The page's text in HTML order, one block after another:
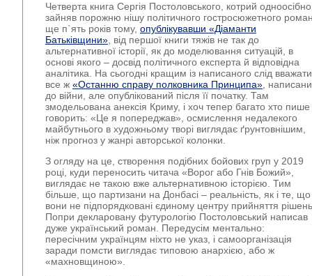
Четверта книга Сергія Постоловського, котрий одноосібно
зайняв порожню нішу політичного гостросюжетного
ще п`ять років тому, опублікувавши «Діаманти
Батьківщини» , від першої книги тяжів не так до
альтернативної історії, як до моделювання ситуацій, в
основі якого – досвід політичного експерта й відповідна
аналітика. На сьогодні кращим із написаного слід вважати
все ж «Останню справу полковника Принципа» ,
до війни, але опублікований після її початку. Там
змодельована анексія Криму, і хоч тепер багато хто
говорить: «Це я попереджав», осмислення недалекого
майбутнього в художньому творі виглядає ґрунтовнішим,
ніж прогноз у жанрі авторської колонки.
З огляду на це, створення подібних бойових груп у 2019
році, куди переносить читача «Ворог або Гнів Божий»,
виглядає не такою вже альтернативною історією. Тим
більше, що партизани на Донбасі – реальність, як і те, що
вони не підпорядковані єдиному центру прийняття
Попри декларовану футурологію Постоловський написав
дуже український роман. Передусім ментально:
пересічним українцям ніхто не указ, і самоорганізація
заради помсти виглядає типовою анархією, або ж
«махновщиною».